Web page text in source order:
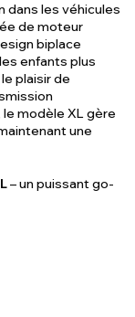
dans les véhicules
de moteur
biplace
enfants plus
plaisir de
modèle XL gère
une
– un puissant go-